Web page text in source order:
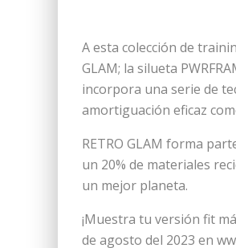
A esta colección de
GLAM; la silueta
incorpora una serie de
amortiguación eficaz
RETRO GLAM forma
un 20% de materiales
un mejor planeta.
¡Muestra tu versión fit
de agosto del 2023 en